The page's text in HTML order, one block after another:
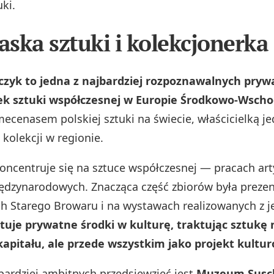
sztuki i kolekcjonerka
to jedna z najbardziej rozpoznawalnych
sztuki współczesnej w Europie
polskiej sztuki na świecie, właścicielką
kolekcji w regionie.
się na sztuce współczesnej — pracach
Znacząca część zbiorów była
Starego Browaru i na wystawach realizowanych z
prywatne środki w kulturę, traktując sztukę
ale przede wszystkim jako projekt